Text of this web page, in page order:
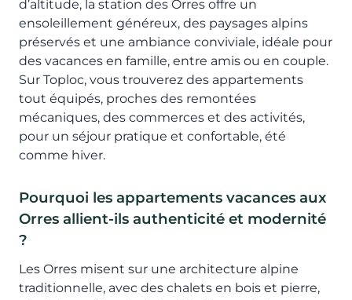
d’altitude, la station des Orres offre un
ensoleillement généreux, des paysages alpins
préservés et une ambiance conviviale, idéale pour
des vacances en famille, entre amis ou en couple.
Sur Toploc, vous trouverez des appartements
tout équipés, proches des remontées
mécaniques, des commerces et des activités,
pour un séjour pratique et confortable, été
comme hiver.
Pourquoi les appartements vacances aux
Orres allient-ils authenticité et modernité
?
Les Orres misent sur une architecture alpine
traditionnelle, avec des chalets en bois et pierre,